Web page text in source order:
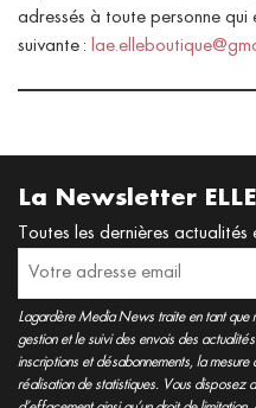
adressés à toute personne
suivante :
La Newsletter ELLE
Toutes les dernières
Lagardère Media News traite en tant que
gestion et le suivi des envois des
inscriptions et désabonnements, la mesure
réalisation de statistiques. Vous disposez